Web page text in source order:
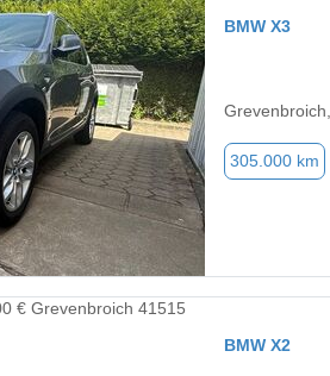
BMW X3
305.000 km
BMW X2